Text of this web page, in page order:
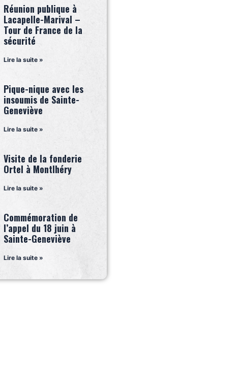
Réunion publique à
Lacapelle-Marival –
Tour de France de la
sécurité
Lire la suite »
Pique-nique avec les
insoumis de Sainte-
Geneviève
Lire la suite »
Visite de la fonderie
Ortel à Montlhéry
Lire la suite »
Commémoration de
l’appel du 18 juin à
Sainte-Geneviève
Lire la suite »